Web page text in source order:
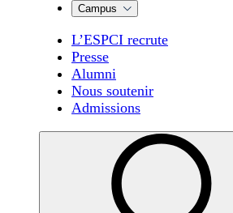
Campus
L’ESPCI recrute
Presse
Alumni
Nous soutenir
Admissions